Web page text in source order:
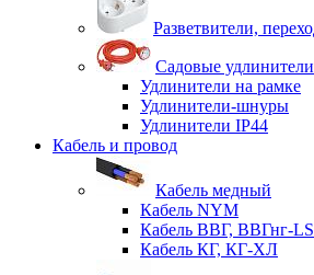
Разветвители,
Садовые удлинители
Удлинители на рамке
Удлинители-шнуры
Удлинители IP44
Кабель и провод
Кабель медный
Кабель NYM
Кабель ВВГ, ВВГнг-LS
Кабель КГ, КГ-ХЛ